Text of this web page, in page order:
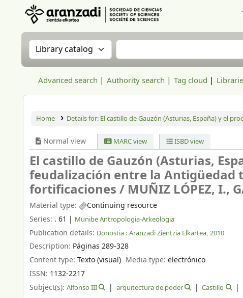
Search the catalog by:Search the catalog
Advanced search Authority search Tag cloud
Home Details for: El castillo de Gauzón (Asturias, España) y el
Normal view MARC view ISBD view
El castillo de Gauzón (Asturias,
feudalización entre la Antigüedad
fortificaciones / MUÑIZ LÓPEZ, I.,
Material type:
Continuing resource
Series: . 61 | Munibe Antropologia-Arkeologia
Publication details: Donostia : Aranzadi Zientzia Elkartea, 2010
Description: Páginas 289-328
Content type: Texto (visual) Media type:electrónico
ISSN: 1132-2217
Subject(s): Alfonso III arquitectura de poder Castillo